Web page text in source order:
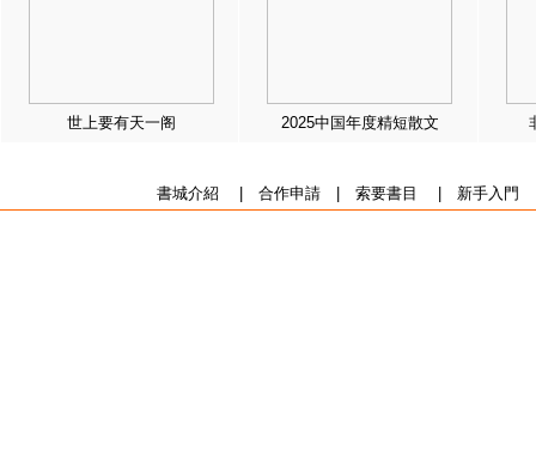
世上要有天一阁 2025中国年度精短散文
書城介紹 合作申請| 索要書目 新手入門